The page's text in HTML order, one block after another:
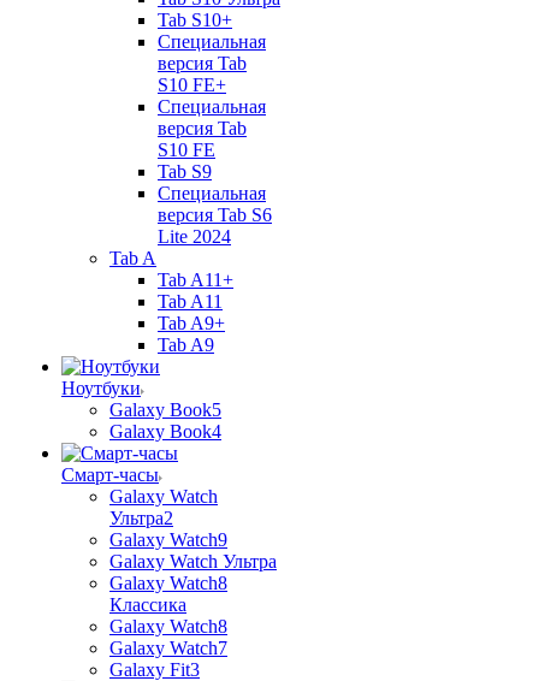
Tab S10+
Специальная
версия Tab
S10 FE+
Специальная
версия Tab
S10 FE
Tab S9
Специальная
версия Tab S6
Lite 2024
Tab A
Tab A11+
Tab A11
Tab A9+
Tab A9
Ноутбуки
Galaxy Book5
Galaxy Book4
Смарт-часы
Galaxy Watch
Ультра2
Galaxy Watch9
Galaxy Watch Ультра
Galaxy Watch8
Классика
Galaxy Watch8
Galaxy Watch7
Galaxy Fit3